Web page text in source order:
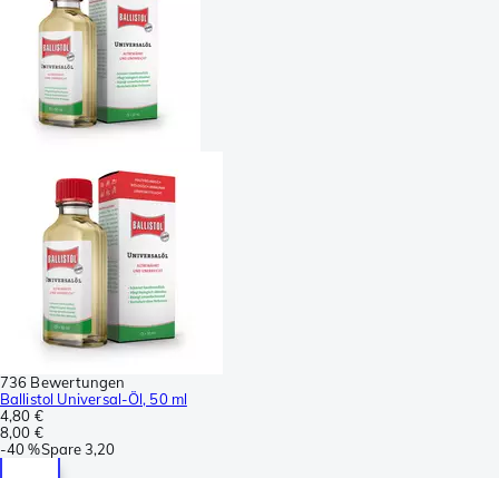
736 Bewertungen
Ballistol Universal-Öl, 50 ml
4,80 €
8,00 €
-40 %Spare3,20